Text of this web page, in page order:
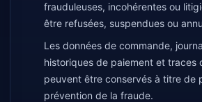
frauduleuses, incohérentes ou
être refusées, suspendues ou
Les données de commande,
historiques de paiement et traces
peuvent être conservés à titre de
prévention de la fraude.